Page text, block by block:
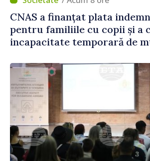
CNAS a finanțat plata
pentru familiile cu copii și a
incapacitate temporară de